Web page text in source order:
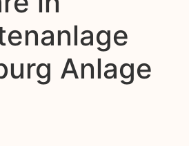
Anlage